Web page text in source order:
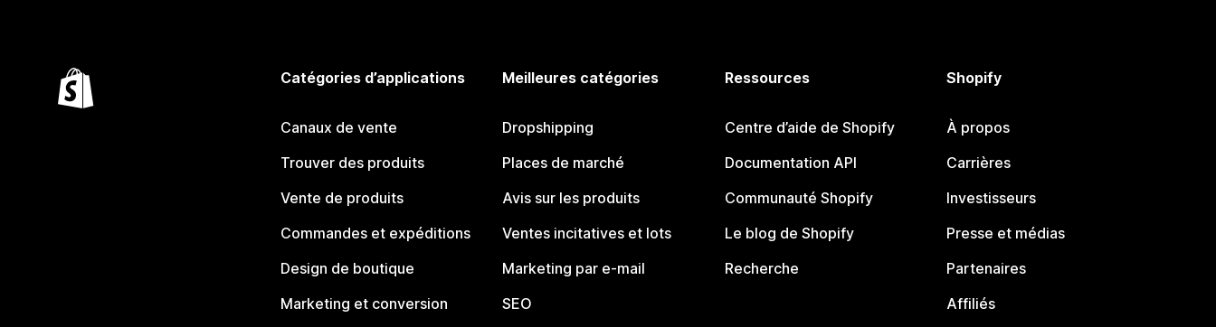
Catégories d’applications
Canaux de vente
Trouver des produits
Vente de produits
Commandes et expéditions
Design de boutique
Marketing et conversion
Meilleures catégories
Dropshipping
Places de marché
Avis sur les produits
Ventes incitatives et lots
Marketing par e-mail
SEO
Ressources
Centre d’aide de Shopify
Documentation API
Communauté Shopify
Le blog de Shopify
Recherche
Shopify
À propos
Carrières
Investisseurs
Presse et médias
Partenaires
Affiliés